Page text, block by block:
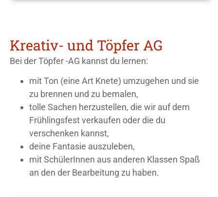
Kreativ- und Töpfer AG
Bei der Töpfer -AG kannst du lernen:
mit Ton (eine Art Knete) umzugehen und sie
zu brennen und zu bemalen,
tolle Sachen herzustellen, die wir auf dem
Frühlingsfest verkaufen oder die du
verschenken kannst,
deine Fantasie auszuleben,
mit SchülerInnen aus anderen Klassen Spaß
an den der Bearbeitung zu haben.